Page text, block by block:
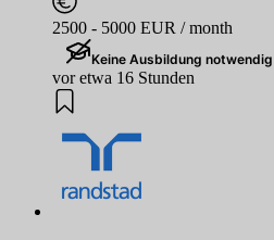
2500 - 5000 EUR / month
Keine Ausbildung notwendig
vor etwa 16 Stunden